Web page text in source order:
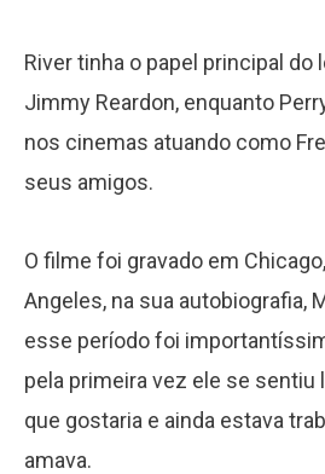
River tinha o papel principal do
Jimmy Reardon, enquanto
nos cinemas atuando como
seus amigos.
O filme foi gravado em
Angeles, na sua autobiografia,
esse período foi
pela primeira vez ele se sentiu
que gostaria e ainda estava
amava.